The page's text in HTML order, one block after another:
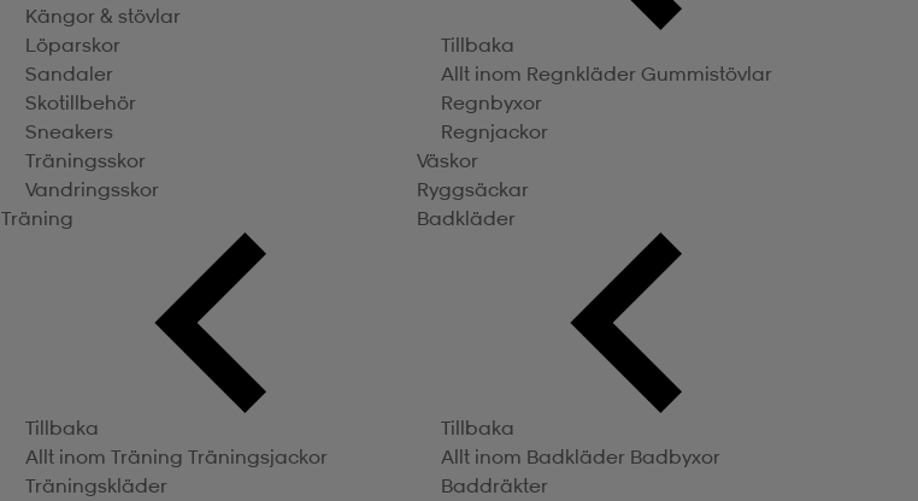
Kängor & stövlar
Löparskor
Sandaler
Skotillbehör
Sneakers
Träningsskor
Vandringsskor
Träning
Tillbaka
Allt inom Träning Träningsjackor
Träningskläder
Tillbaka
Allt inom Regnkläder Gummistövlar
Regnbyxor
Regnjackor
Väskor
Ryggsäckar
Badkläder
Tillbaka
Allt inom Badkläder Badbyxor
Baddräkter